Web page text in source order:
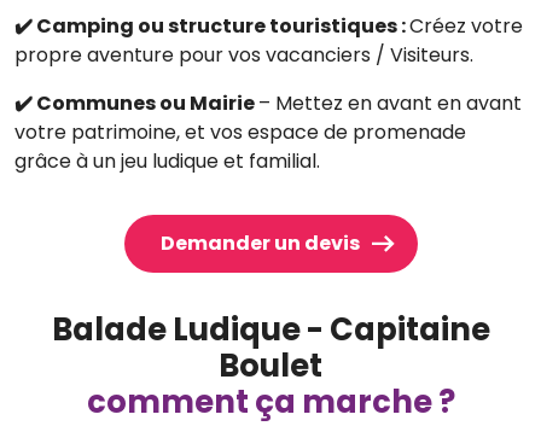
✔️ Camping ou structure touristiques :Créez votre
propre aventure pour vos vacanciers / Visiteurs.
✔️ Communes ou Mairie– Mettez en avant en avant
votre patrimoine, et vos espace de promenade
grâce à un jeu ludique et familial.
Demander un devis
Balade Ludique - Capitaine
Boulet
comment ça marche ?